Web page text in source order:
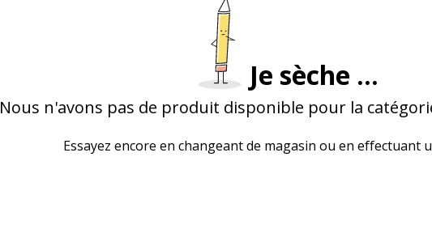
Je sèche ...
Nous n'avons pas de produit disponible pour la
Essayez encore en changeant de magasin ou en effectuant